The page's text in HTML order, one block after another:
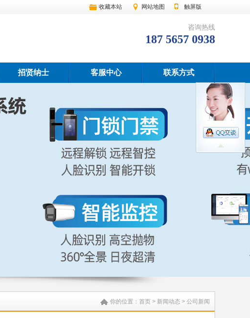
收藏本站 网站地图 触屏版
咨询热线
187 5657 0938
招贤纳士 客服中心 联系方式
你的位置： 首页 > 新闻动态 > 公司新闻